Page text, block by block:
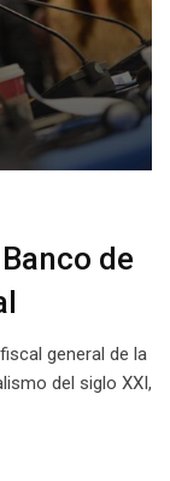
de
general de la
del siglo XXI,